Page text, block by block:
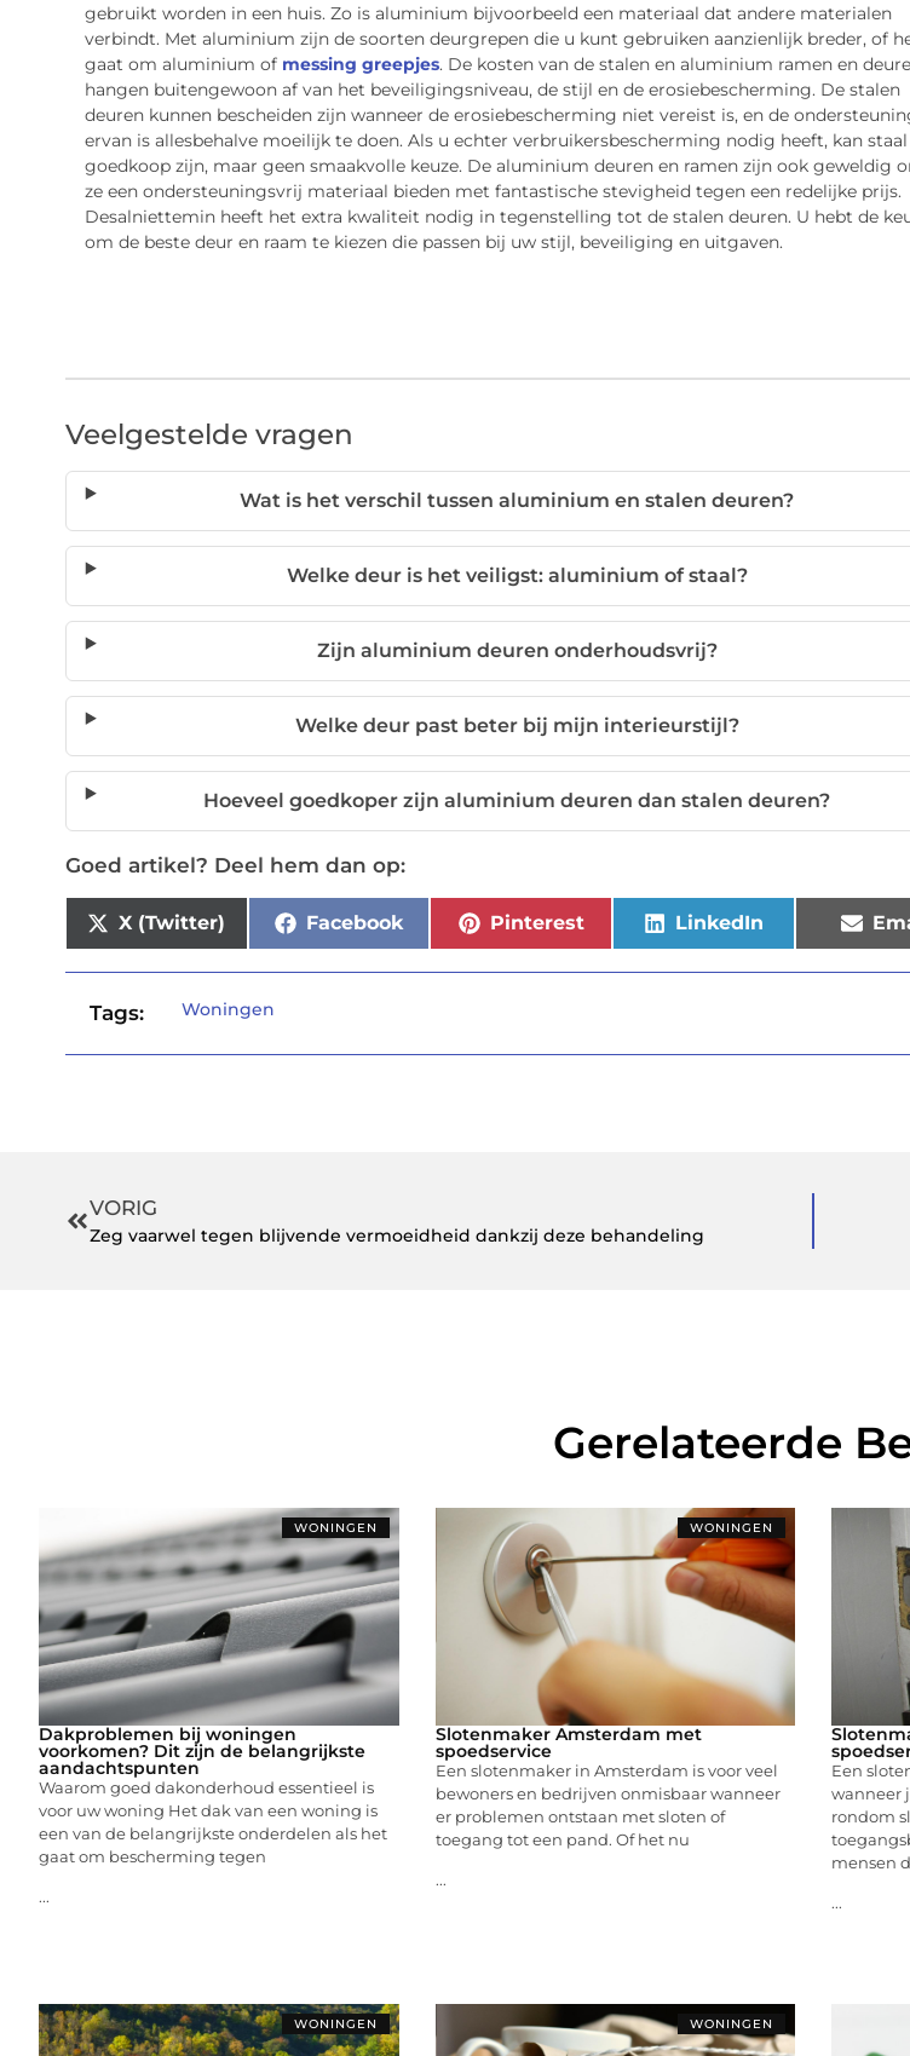
gebruikt worden in een huis. Zo is aluminium bijvoorbeeld een materiaal dat andere materialen
verbindt. Met aluminium zijn de soorten deurgrepen die u kunt gebruiken aanzienlijk breder, of
gaat om aluminium of messing greepjes. De kosten van de stalen en aluminium ramen en
hangen buitengewoon af van het beveiligingsniveau, de stijl en de erosiebescherming. De stalen
deuren kunnen bescheiden zijn wanneer de erosiebescherming niet vereist is, en de
ervan is allesbehalve moeilijk te doen. Als u echter verbruikersbescherming nodig heeft, kan staal
goedkoop zijn, maar geen smaakvolle keuze. De aluminium deuren en ramen zijn ook geweldig
ze een ondersteuningsvrij materiaal bieden met fantastische stevigheid tegen een redelijke prijs.
Desalniettemin heeft het extra kwaliteit nodig in tegenstelling tot de stalen deuren. U hebt de
om de beste deur en raam te kiezen die passen bij uw stijl, beveiliging en uitgaven.
Veelgestelde vragen
Wat is het verschil tussen aluminium en stalen deuren?
Welke deur is het veiligst: aluminium of staal?
Zijn aluminium deuren onderhoudsvrij?
Welke deur past beter bij mijn interieurstijl?
Hoeveel goedkoper zijn aluminium deuren dan stalen deuren?
Goed artikel? Deel hem dan op:
X (Twitter) Facebook Pinterest LinkedIn
Tags: Woningen
VORIG
Zeg vaarwel tegen blijvende vermoeidheid dankzij deze behandeling
Gerelateerde
WONINGEN
Dakproblemen bij woningen
voorkomen? Dit zijn de belangrijkste
aandachtspunten
Waarom goed dakonderhoud essentieel is
voor uw woning Het dak van een woning is
een van de belangrijkste onderdelen als het
gaat om bescherming tegen
...
WONINGEN
Slotenmaker Amsterdam met
spoedservice
Een slotenmaker in Amsterdam is voor veel
bewoners en bedrijven onmisbaar wanneer
er problemen ontstaan met sloten of
toegang tot een pand. Of het nu
...
Een
wanneer
rondom
mensen
...
WONINGEN WONINGEN